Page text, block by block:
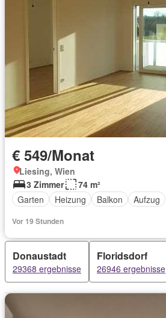
€ 549/Monat
Liesing, Wien
3 Zimmer
74 m²
Garten
Heizung Balkon Aufzug
Vor 19 Stunden
Donaustadt
29368 ergebnisse
Floridsdorf
26946 ergebnisse